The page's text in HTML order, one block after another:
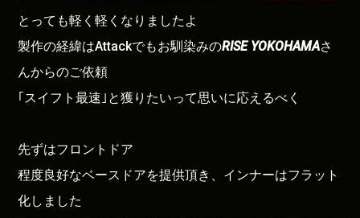
とっても軽く軽くなりましたよ
製作の経緯はAttackでもお馴染みのRISE YOKOHAMAさ
んからのご依頼
｢スイフト最速｣と獲りたいって思いに応えるべく
先ずはフロントドア
程度良好なベースドアを提供頂き、インナーはフラット
化しました